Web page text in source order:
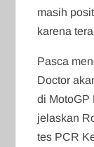
masih
karena
Pasca
Doctor
di MotoGP
jelaskan
tes PCR